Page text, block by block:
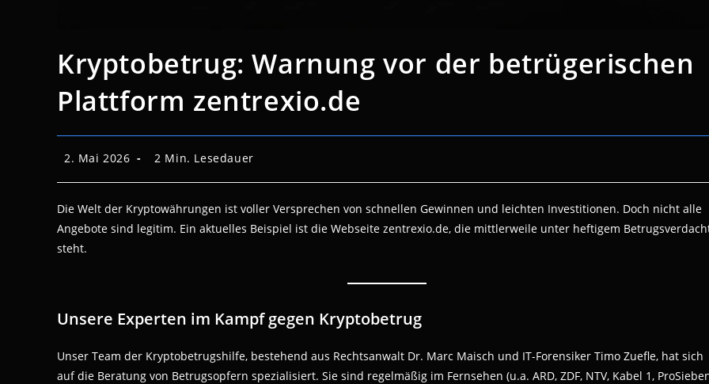
Kryptobetrug: Warnung vor der betrügerischen
Plattform zentrexio.de
Beitrag
2. Mai 2026 Lesedauer:
2 Min. Lesedauer
Die Welt der Kryptowährungen ist voller Versprechen von schnellen Gewinnen und leichten Investitionen. Doch nicht alle
Angebote sind legitim. Ein aktuelles Beispiel ist die Webseite zentrexio.de, die mittlerweile unter heftigem
steht.
Unsere Experten im Kampf gegen Kryptobetrug
Unser Team der Kryptobetrugshilfe, bestehend aus Rechtsanwalt Dr. Marc Maisch und IT-Forensiker Timo Zuefle, hat sich
auf die Beratung von Betrugsopfern spezialisiert. Sie sind regelmäßig im Fernsehen (u.a. ARD, ZDF, NTV, Kabel 1,